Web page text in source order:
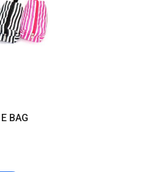
BAG